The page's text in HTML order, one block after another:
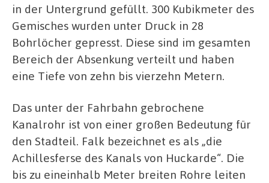
in der Untergrund gefüllt. 300 Kubikmeter des
Gemisches wurden unter Druck in 28
Bohrlöcher gepresst. Diese sind im gesamten
Bereich der Absenkung verteilt und haben
eine Tiefe von zehn bis vierzehn Metern.
Das unter der Fahrbahn gebrochene
Kanalrohr ist von einer großen Bedeutung für
den Stadteil. Falk bezeichnet es als „die
Achillesferse des Kanals von Huckarde“. Die
bis zu eineinhalb Meter breiten Rohre leiten